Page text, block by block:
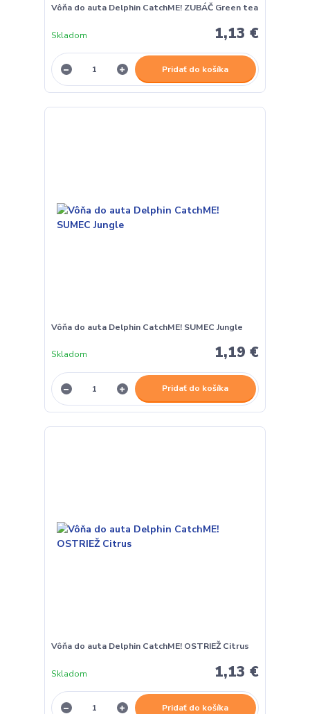
Vôňa do auta Delphin CatchME! ZUBÁČ Green tea
1,13 €
Skladom
Pridať do košíka
Vôňa do auta Delphin CatchME! SUMEC Jungle
1,19 €
Skladom
Pridať do košíka
Vôňa do auta Delphin CatchME! OSTRIEŽ Citrus
1,13 €
Skladom
Pridať do košíka